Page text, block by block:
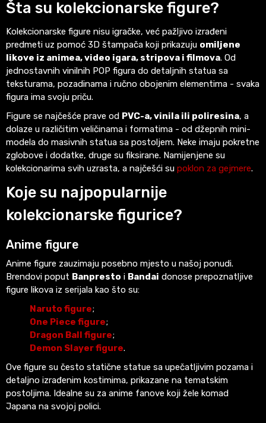
Šta su kolekcionarske figure?
Kolekcionarske figure nisu igračke, već pažljivo izrađeni
predmeti uz pomoć 3D štampača koji prikazuju omiljene
likove iz animea, video igara, stripova i filmova. Od
jednostavnih vinilnih POP figura do detaljnih statua sa
teksturama, pozadinama i ručno obojenim elementima - svaka
figura ima svoju priču.
Figure se najčešće prave od PVC-a, vinila ili poliresina, a
dolaze u različitim veličinama i formatima - od džepnih mini-
modela do masivnih statua sa postoljem. Neke imaju pokretne
zglobove i dodatke, druge su fiksirane. Namijenjene su
kolekcionarima svih uzrasta, a najčešći su poklon za gejmere.
Koje su najpopularnije
kolekcionarske figurice?
Anime figure
Anime figure zauzimaju posebno mjesto u našoj ponudi.
Brendovi poput Banpresto i Bandai donose prepoznatljive
figure likova iz serijala kao što su:
Naruto figure;
One Piece figure;
Dragon Ball figure;
Demon Slayer figure.
Ove figure su često statične statue sa upečatljivim pozama i
detaljno izrađenim kostimima, prikazane na tematskim
postoljima. Idealne su za anime fanove koji žele komad
Japana na svojoj polici.